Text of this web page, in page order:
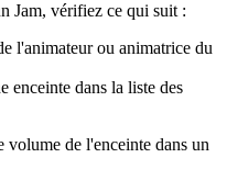
Jam, vérifiez ce qui suit :
l'animateur ou animatrice du
enceinte dans la liste des
volume de l'enceinte dans un